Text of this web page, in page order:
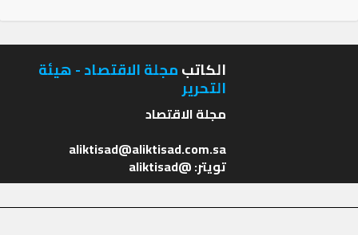
الكاتبمجلة الاقتصاد - هيئة
التحرير
تويتر: @aliktisad